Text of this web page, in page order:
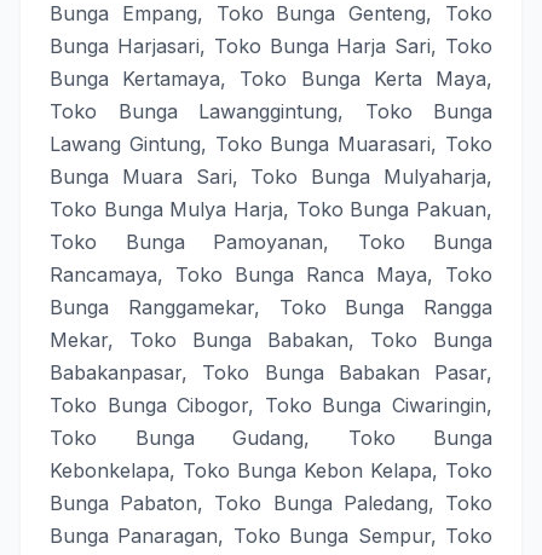
Bunga Empang, Toko Bunga Genteng, Toko
Bunga Harjasari, Toko Bunga Harja Sari, Toko
Bunga Kertamaya, Toko Bunga Kerta Maya,
Toko Bunga Lawanggintung, Toko Bunga
Lawang Gintung, Toko Bunga Muarasari, Toko
Bunga Muara Sari, Toko Bunga Mulyaharja,
Toko Bunga Mulya Harja, Toko Bunga Pakuan,
Toko Bunga Pamoyanan, Toko Bunga
Rancamaya, Toko Bunga Ranca Maya, Toko
Bunga Ranggamekar, Toko Bunga Rangga
Mekar, Toko Bunga Babakan, Toko Bunga
Babakanpasar, Toko Bunga Babakan Pasar,
Toko Bunga Cibogor, Toko Bunga Ciwaringin,
Toko Bunga Gudang, Toko Bunga
Kebonkelapa, Toko Bunga Kebon Kelapa, Toko
Bunga Pabaton, Toko Bunga Paledang, Toko
Bunga Panaragan, Toko Bunga Sempur, Toko